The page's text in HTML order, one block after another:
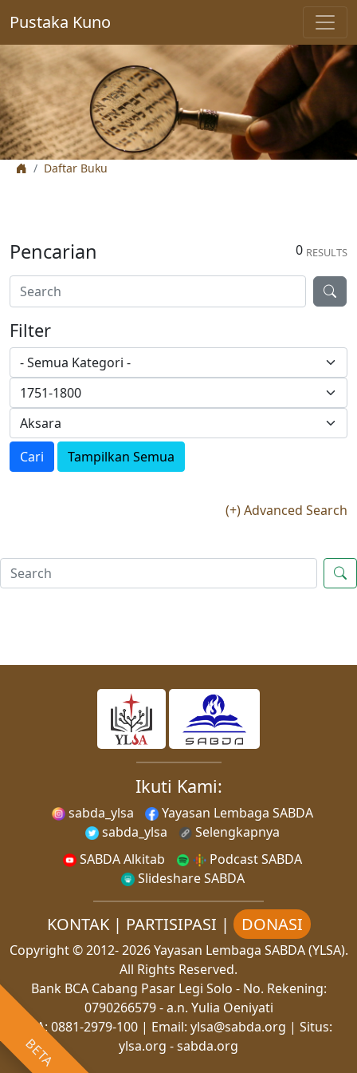
BETA
Pustaka Kuno
Daftar Buku
0 RESULTS
Pencarian
Filter
Cari Tampilkan Semua
(+) Advanced Search
Ikuti Kami:
sabda_ylsa
Yayasan Lembaga SABDA
sabda_ylsa
Selengkapnya
SABDA Alkitab
Podcast SABDA
Slideshare SABDA
KONTAK| PARTISIPASI | DONASI
Copyright© 2012-2026Yayasan Lembaga SABDA (YLSA).
All Rights Reserved.
Bank BCA Cabang Pasar Legi Solo - No. Rekening:
0790266579 - a.n. Yulia Oeniyati
WA: 0881-2979-100| Email: ylsa@sabda.org | Situs:
ylsa.org -sabda.org